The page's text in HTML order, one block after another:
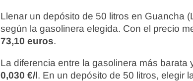
Llenar un depósito de 50 litros en Guancha
según la gasolinera elegida. Con el precio
73,10 euros.
La diferencia entre la gasolinera más
0,030 €/l. En un depósito de 50 litros, elegir